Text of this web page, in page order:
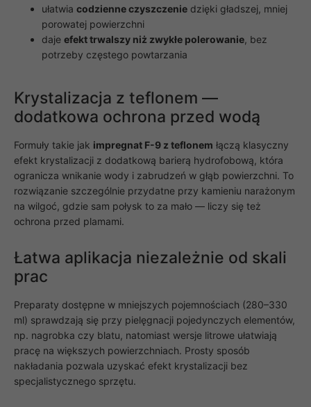
ułatwia codzienne czyszczenie dzięki gładszej, mniej
porowatej powierzchni
daje efekt trwalszy niż zwykłe polerowanie, bez
potrzeby częstego powtarzania
Krystalizacja z teflonem —
dodatkowa ochrona przed wodą
Formuły takie jak impregnat F-9 z teflonem łączą klasyczny
efekt krystalizacji z dodatkową barierą hydrofobową, która
ogranicza wnikanie wody i zabrudzeń w głąb powierzchni. To
rozwiązanie szczególnie przydatne przy kamieniu narażonym
na wilgoć, gdzie sam połysk to za mało — liczy się też
ochrona przed plamami.
Łatwa aplikacja niezależnie od skali
prac
Preparaty dostępne w mniejszych pojemnościach (280–330
ml) sprawdzają się przy pielęgnacji pojedynczych elementów,
np. nagrobka czy blatu, natomiast wersje litrowe ułatwiają
pracę na większych powierzchniach. Prosty sposób
nakładania pozwala uzyskać efekt krystalizacji bez
specjalistycznego sprzętu.